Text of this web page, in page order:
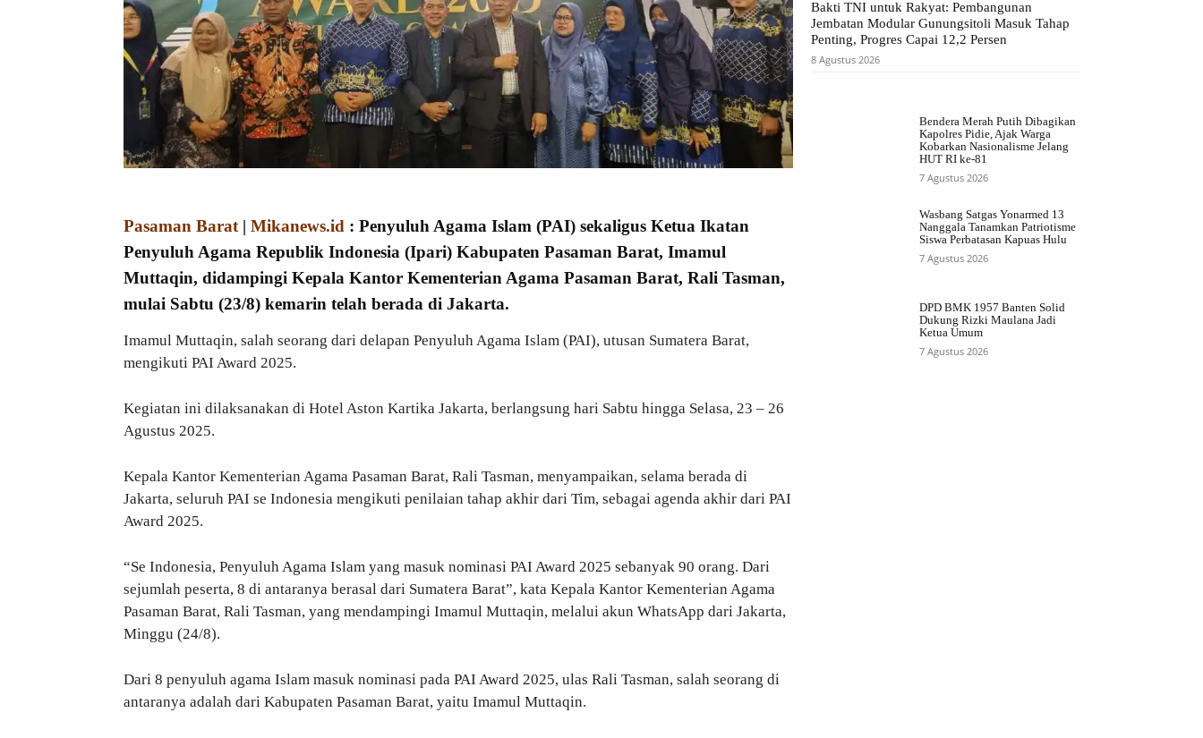
Pasaman Barat| Mikanews.id : Penyuluh Agama Islam (PAI) sekaligus Ketua Ikatan
Penyuluh Agama Republik Indonesia (Ipari) Kabupaten Pasaman Barat, Imamul
Muttaqin, didampingi Kepala Kantor Kementerian Agama Pasaman Barat, Rali Tasman,
mulai Sabtu (23/8) kemarin telah berada di Jakarta.
Imamul Muttaqin, salah seorang dari delapan Penyuluh Agama Islam (PAI), utusan Sumatera Barat,
mengikuti PAI Award 2025.
Kegiatan ini dilaksanakan di Hotel Aston Kartika Jakarta, berlangsung hari Sabtu hingga Selasa, 23 – 26
Agustus 2025.
Kepala Kantor Kementerian Agama Pasaman Barat, Rali Tasman, menyampaikan, selama berada di
Jakarta, seluruh PAI se Indonesia mengikuti penilaian tahap akhir dari Tim, sebagai agenda akhir dari PAI
Award 2025.
“Se Indonesia, Penyuluh Agama Islam yang masuk nominasi PAI Award 2025 sebanyak 90 orang. Dari
sejumlah peserta, 8 di antaranya berasal dari Sumatera Barat”, kata Kepala Kantor Kementerian Agama
Pasaman Barat, Rali Tasman, yang mendampingi Imamul Muttaqin, melalui akun WhatsApp dari Jakarta,
Minggu (24/8).
Dari 8 penyuluh agama Islam masuk nominasi pada PAI Award 2025, ulas Rali Tasman, salah seorang di
antaranya adalah dari Kabupaten Pasaman Barat, yaitu Imamul Muttaqin.
Bakti TNI untuk Rakyat: Pembangunan
Jembatan Modular Gunungsitoli Masuk Tahap
Penting, Progres Capai 12,2 Persen
8 Agustus 2026
Bendera Merah Putih Dibagikan
Kapolres Pidie, Ajak Warga
Kobarkan Nasionalisme Jelang
HUT RI ke-81
7 Agustus 2026
Wasbang Satgas Yonarmed 13
Nanggala Tanamkan Patriotisme
Siswa Perbatasan Kapuas Hulu
7 Agustus 2026
DPD BMK 1957 Banten Solid
Dukung Rizki Maulana Jadi
Ketua Umum
7 Agustus 2026